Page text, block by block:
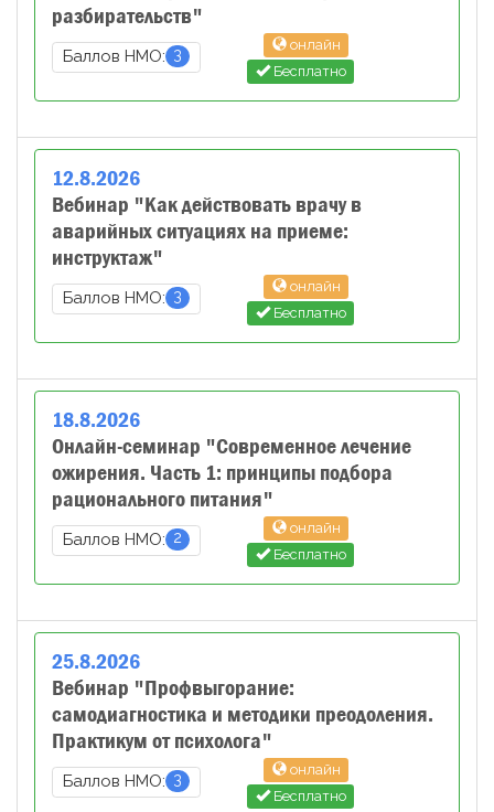
разбирательств"
Баллов НМО: 3
онлайн
Бесплатно
12.8.2026
Вебинар "Как действовать врачу в
аварийных ситуациях на приеме:
инструктаж"
Баллов НМО: 3
онлайн
Бесплатно
18.8.2026
Онлайн-семинар "Современное лечение
ожирения. Часть 1: принципы подбора
рационального питания"
Баллов НМО: 2
онлайн
Бесплатно
25.8.2026
Вебинар "Профвыгорание:
самодиагностика и методики преодоления.
Практикум от психолога"
Баллов НМО: 3
онлайн
Бесплатно